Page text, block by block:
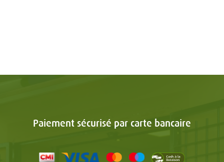
Paiement sécurisé par carte bancaire